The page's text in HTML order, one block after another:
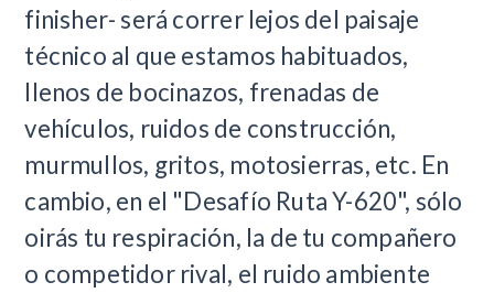
finisher- será correr lejos del paisaje
técnico al que estamos habituados,
llenos de bocinazos, frenadas de
vehículos, ruidos de construcción,
murmullos, gritos, motosierras, etc. En
cambio, en el "Desafío Ruta Y-620", sólo
oirás tu respiración, la de tu compañero
o competidor rival, el ruido ambiente